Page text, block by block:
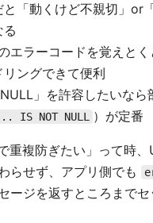
と「動くけど不親切」or
る
エラーコードを覚えと
リングできて便利
」を許容したいなら
IS NOT NULL ）が定番
重複防ぎたい」って時
らせず、アプリ側でも
ージを返すところまで